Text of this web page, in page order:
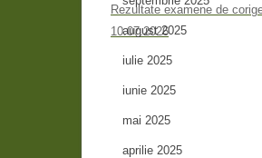
Rezultate examene de
10.07.2026
august 2025
iulie 2025
iunie 2025
mai 2025
aprilie 2025